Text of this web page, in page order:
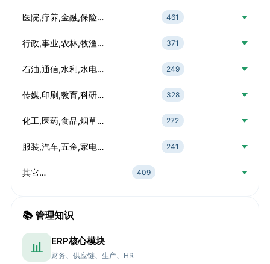
医院,疗养,金融,保险… 461
行政,事业,农林,牧渔… 371
石油,通信,水利,水电… 249
传媒,印刷,教育,科研… 328
化工,医药,食品,烟草… 272
服装,汽车,五金,家电… 241
其它… 409
📚 管理知识
📊 ERP核心模块
财务、供应链、生产、HR